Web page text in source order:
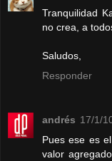
Tranquilidad
no crea, a
Saludos,
Responder
andrés 17/1/
Pues ese es
valor